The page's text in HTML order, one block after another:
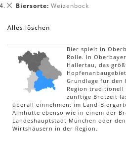
Biersorte Weizenbock
Dies
Alles löschen
Bier spielt in
Rolle. In
Hallertau, das
Grundlage für den
Region traditionell
zünftige Brotzeit
überall einnehmen: im Land-
Almhütte ebenso wie in einem der
Landeshauptstadt München oder
Wirtshäusern in der Region.